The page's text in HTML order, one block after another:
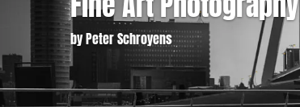
by Peter Schroyens